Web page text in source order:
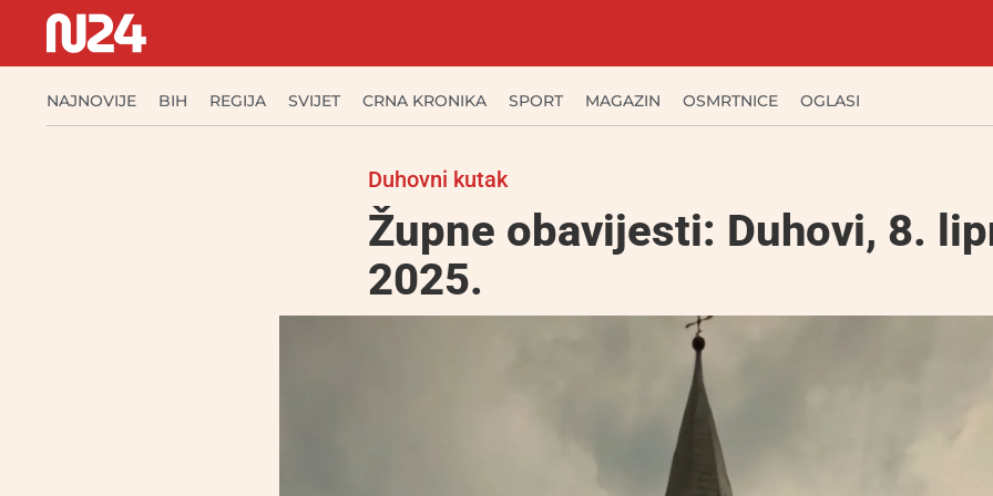
NAJNOVIJE BIH REGIJA SVIJET CRNA KRONIKA SPORT MAGAZIN OSMRTNICE OGLASI
Duhovni kutak
Župne obavijesti: Duhovi, 8.
2025.